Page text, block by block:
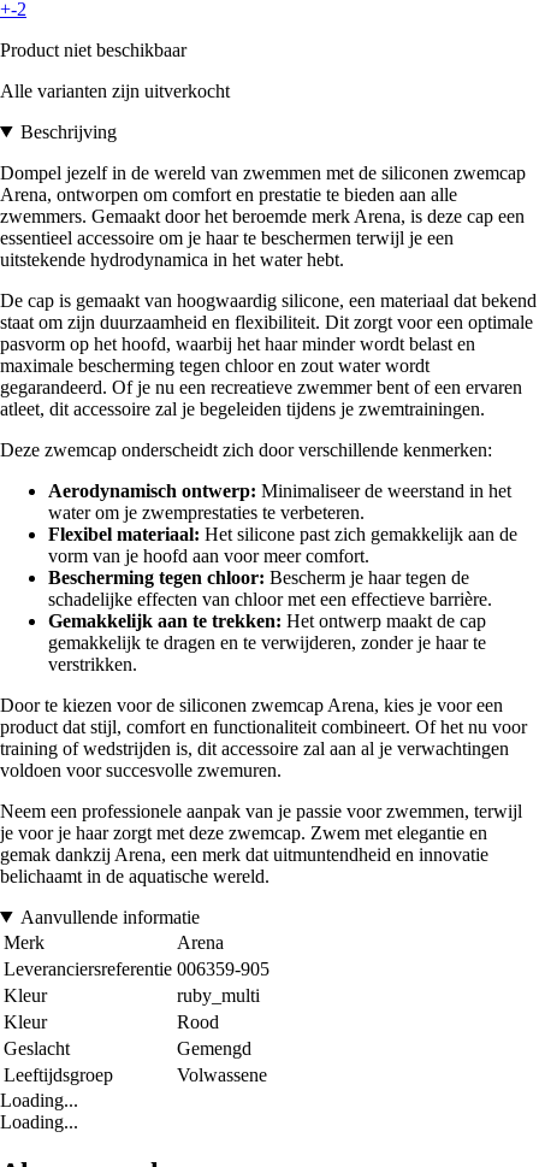
+-2
Product niet beschikbaar
Alle varianten zijn uitverkocht
Beschrijving
Dompel jezelf in de wereld van zwemmen met de siliconen zwemcap
Arena, ontworpen om comfort en prestatie te bieden aan alle
zwemmers. Gemaakt door het beroemde merk Arena, is deze cap een
essentieel accessoire om je haar te beschermen terwijl je een
uitstekende hydrodynamica in het water hebt.
De cap is gemaakt van hoogwaardig silicone, een materiaal dat bekend
staat om zijn duurzaamheid en flexibiliteit. Dit zorgt voor een optimale
pasvorm op het hoofd, waarbij het haar minder wordt belast en
maximale bescherming tegen chloor en zout water wordt
gegarandeerd. Of je nu een recreatieve zwemmer bent of een ervaren
atleet, dit accessoire zal je begeleiden tijdens je zwemtrainingen.
Deze zwemcap onderscheidt zich door verschillende kenmerken:
Aerodynamisch ontwerp: Minimaliseer de weerstand in het
water om je zwemprestaties te verbeteren.
Flexibel materiaal: Het silicone past zich gemakkelijk aan de
vorm van je hoofd aan voor meer comfort.
Bescherming tegen chloor: Bescherm je haar tegen de
schadelijke effecten van chloor met een effectieve barrière.
Gemakkelijk aan te trekken: Het ontwerp maakt de cap
gemakkelijk te dragen en te verwijderen, zonder je haar te
verstrikken.
Door te kiezen voor de siliconen zwemcap Arena, kies je voor een
product dat stijl, comfort en functionaliteit combineert. Of het nu voor
training of wedstrijden is, dit accessoire zal aan al je verwachtingen
voldoen voor succesvolle zwemuren.
Neem een professionele aanpak van je passie voor zwemmen, terwijl
je voor je haar zorgt met deze zwemcap. Zwem met elegantie en
gemak dankzij Arena, een merk dat uitmuntendheid en innovatie
belichaamt in de aquatische wereld.
Aanvullende informatie
Merk
Arena
Leveranciersreferentie 006359-905
Kleur
ruby_multi
Kleur
Rood
Geslacht
Gemengd
Leeftijdsgroep
Volwassene
Loading...
Loading...